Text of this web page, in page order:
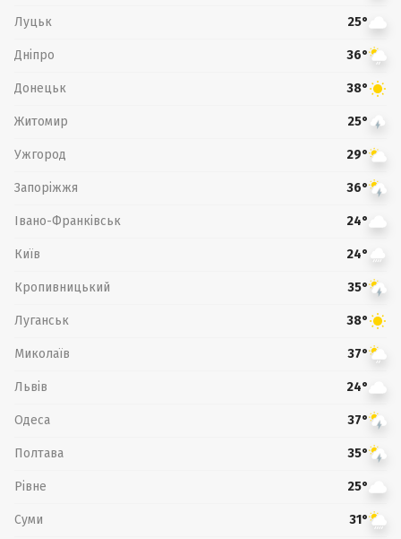
Луцьк 25°
Дніпро 36°
Донецьк 38°
Житомир 25°
Ужгород 29°
Запоріжжя 36°
Івано-Франківськ 24°
Київ 24°
Кропивницький 35°
Луганськ 38°
Миколаїв 37°
Львів 24°
Одеса 37°
Полтава 35°
Рівне 25°
Суми 31°